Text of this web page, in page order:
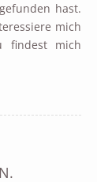
hast.
mich
findest mich